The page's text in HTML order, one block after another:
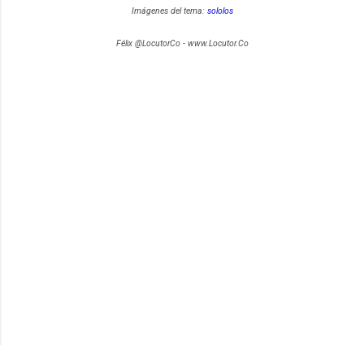
Imágenes del tema: sololos
Félix @LocutorCo - www.Locutor.Co